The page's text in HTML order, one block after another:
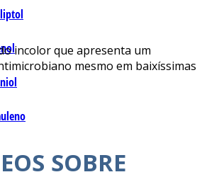
incolor que apresenta um
mesmo em baixíssimas
SOBRE